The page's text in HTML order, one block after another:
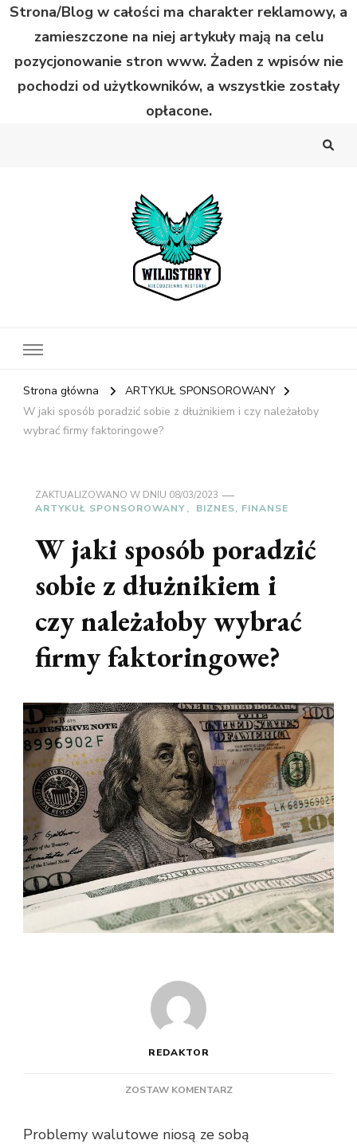
Strona/Blog w całości ma charakter reklamowy, a
zamieszczone na niej artykuły mają na celu
pozycjonowanie stron www. Żaden z wpisów nie
pochodzi od użytkowników, a wszystkie zostały
opłacone.
Strona główna
ARTYKUŁ SPONSOROWANY
W jaki sposób poradzić sobie z dłużnikiem i czy należałoby
wybrać firmy faktoringowe?
ZAKTUALIZOWANO W DNIU 08/03/2023
ARTYKUŁ SPONSOROWANY
BIZNES, FINANSE
W jaki sposób poradzić
sobie z dłużnikiem i
czy należałoby wybrać
firmy faktoringowe?
REDAKTOR
ZOSTAW KOMENTARZDO
SPOSÓB
Problemy walutowe niosą ze sobą